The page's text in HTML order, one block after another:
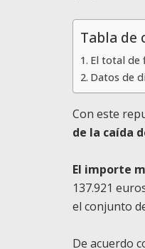
Tabla de
El total de
Datos de
Con este
de la caída
El importe
137.921
el conjunto
De acuerdo